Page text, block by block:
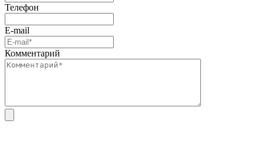
Телефон
E-mail
Комментарий